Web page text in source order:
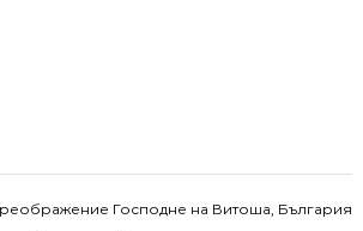
Господне на Витоша, България